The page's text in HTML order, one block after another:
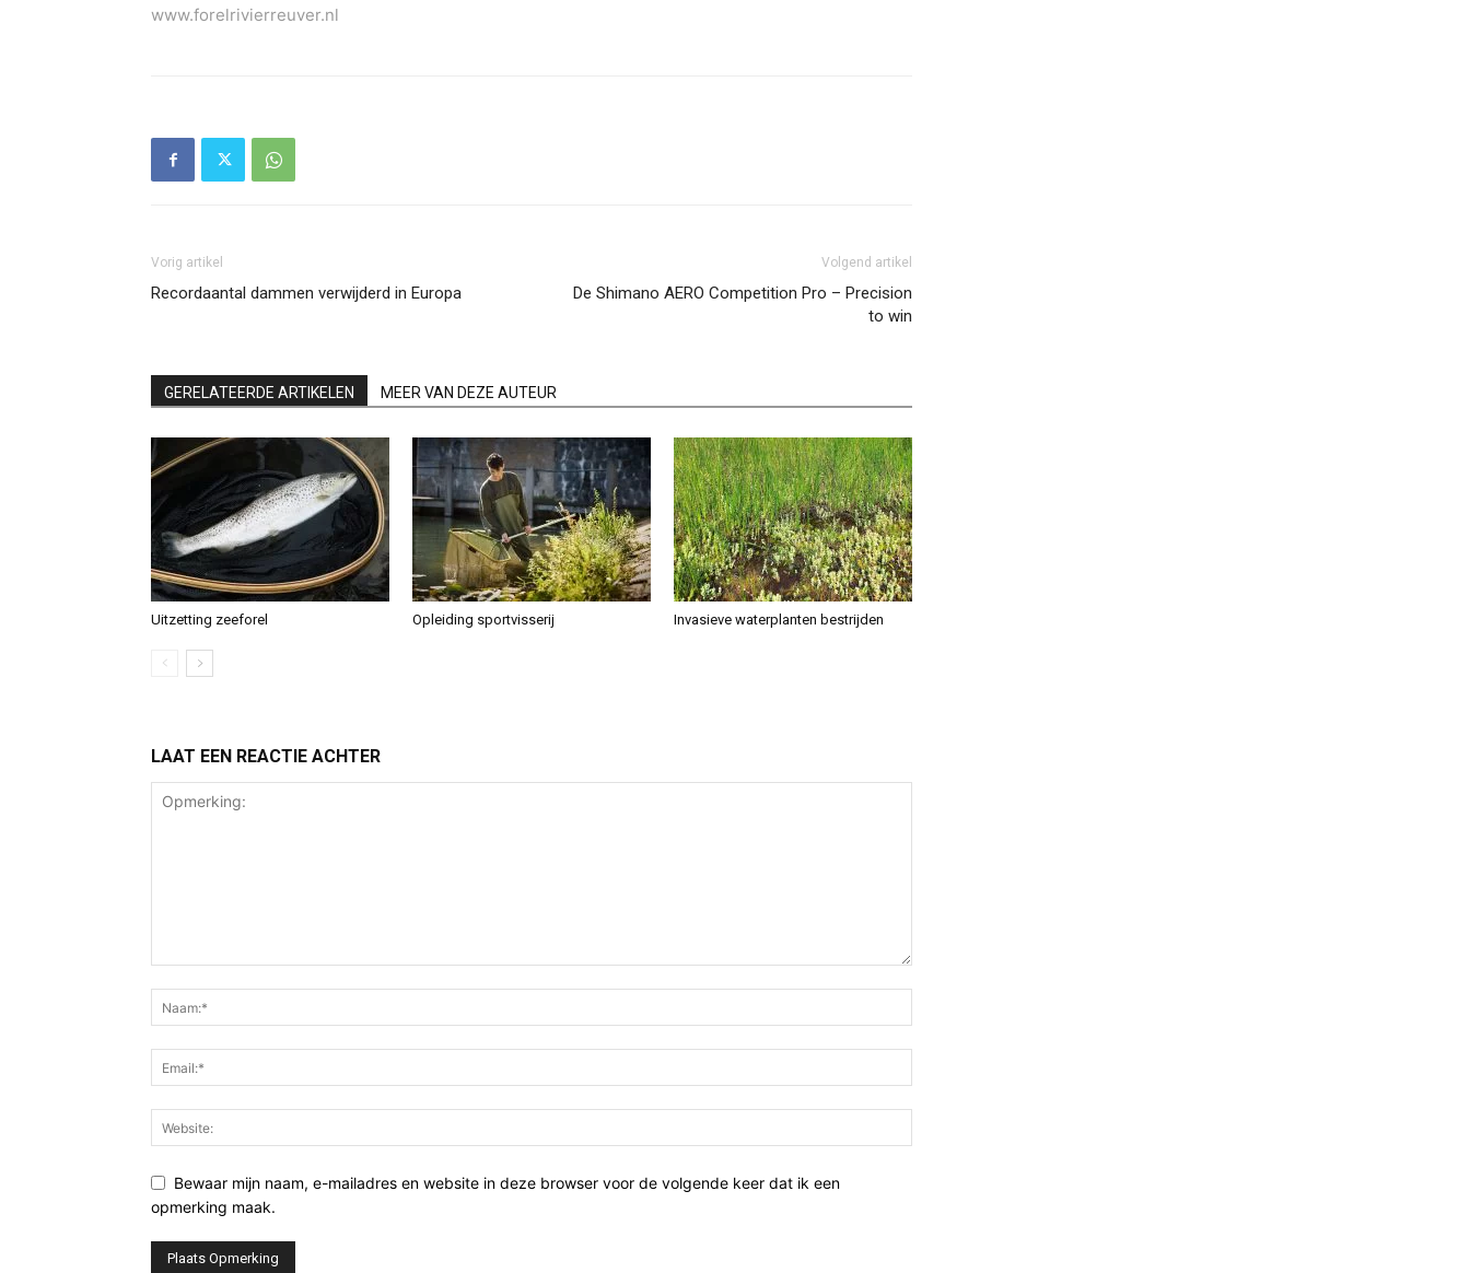
www.forelrivierreuver.nl
Vorig artikel
Recordaantal dammen verwijderd in Europa
Volgend artikel
De Shimano AERO Competition Pro – Precision
to win
GERELATEERDE ARTIKELEN MEER VAN DEZE AUTEUR
Uitzetting zeeforel Opleiding sportvisserij Invasieve waterplanten bestrijden
LAAT EEN REACTIE ACHTER
Bewaar mijn naam, e-mailadres en website in deze browser voor de volgende keer dat ik een
opmerking maak.